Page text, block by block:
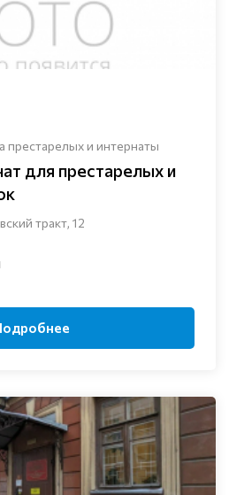
престарелых и интернаты
для престарелых и
тракт, 12